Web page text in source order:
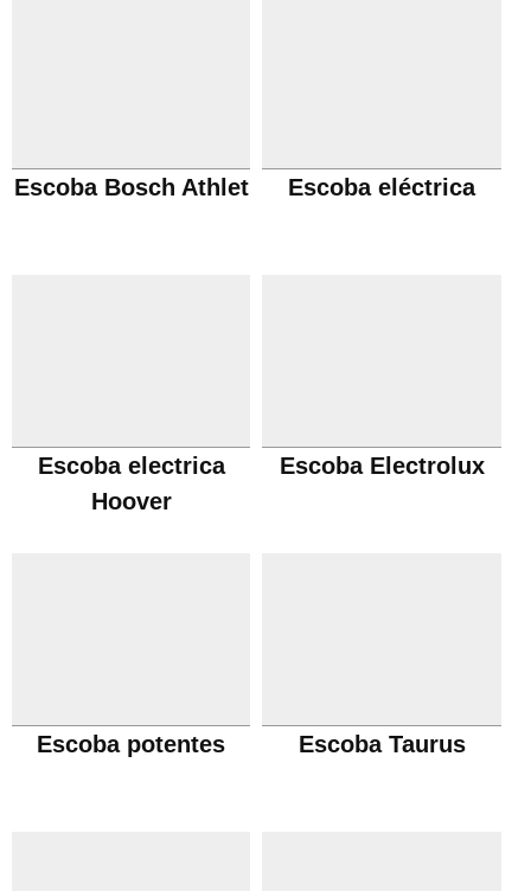
Escoba Bosch Athlet Escoba eléctrica
Escoba electrica
Hoover
Escoba Electrolux
Escoba potentes Escoba Taurus